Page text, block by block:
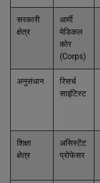
सरकारी
क्षेत्र
आर्मी
मेडिकल
कोर
(Corps)
अनुसंधान
रिसर्च
साइंटिस्ट
शिक्षा
क्षेत्र
असिस्टेंट
प्रोफेसर